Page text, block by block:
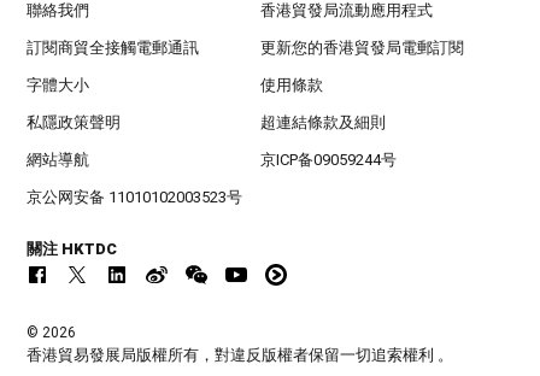
聯絡我們 香港貿發局流動應用程式
訂閱商貿全接觸電郵通訊 更新您的香港貿發局電郵訂閱
字體大小 使用條款
私隱政策聲明 超連結條款及細則
網站導航 京ICP备09059244号
京公网安备 11010102003523号
關注 HKTDC
© 2026
香港貿易發展局版權所有，對違反版權者保留一切追索權利 。